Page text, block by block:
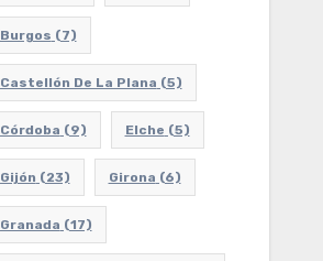
Burgos (7)
Castellón De La Plana (5)
Córdoba (9) Elche (5)
Gijón (23) Girona (6)
Granada (17)